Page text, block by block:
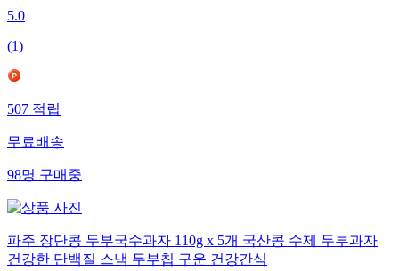
5.0
(1)
507적립
무료배송
98명구매중
파주 장단콩 두부국수과자 110g x 5개 국산콩 수제 두부과자
건강한 단백질 스낵 두부칩 구운 건강간식